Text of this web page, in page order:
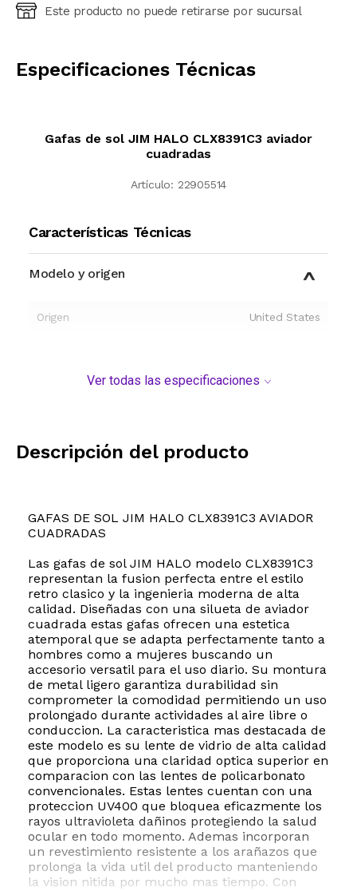
Ingresá código postal (sólo números)
Este producto no puede retirarse por sucursal
Especificaciones Técnicas
Gafas de sol JIM HALO CLX8391C3 aviador
cuadradas
Artículo: 22905514
Características Técnicas
Modelo y origen
Origen United States
Ver todas las especificaciones
Descripción del producto
GAFAS DE SOL JIM HALO CLX8391C3 AVIADOR
CUADRADAS
Las gafas de sol JIM HALO modelo CLX8391C3
representan la fusion perfecta entre el estilo
retro clasico y la ingenieria moderna de alta
calidad. Diseñadas con una silueta de aviador
cuadrada estas gafas ofrecen una estetica
atemporal que se adapta perfectamente tanto a
hombres como a mujeres buscando un
accesorio versatil para el uso diario. Su montura
de metal ligero garantiza durabilidad sin
comprometer la comodidad permitiendo un uso
prolongado durante actividades al aire libre o
conduccion. La caracteristica mas destacada de
este modelo es su lente de vidrio de alta calidad
que proporciona una claridad optica superior en
comparacion con las lentes de policarbonato
convencionales. Estas lentes cuentan con una
proteccion UV400 que bloquea eficazmente los
rayos ultravioleta dañinos protegiendo la salud
ocular en todo momento. Ademas incorporan
un revestimiento resistente a los arañazos que
prolonga la vida util del producto manteniendo
la vision nitida por mucho mas tiempo. Con